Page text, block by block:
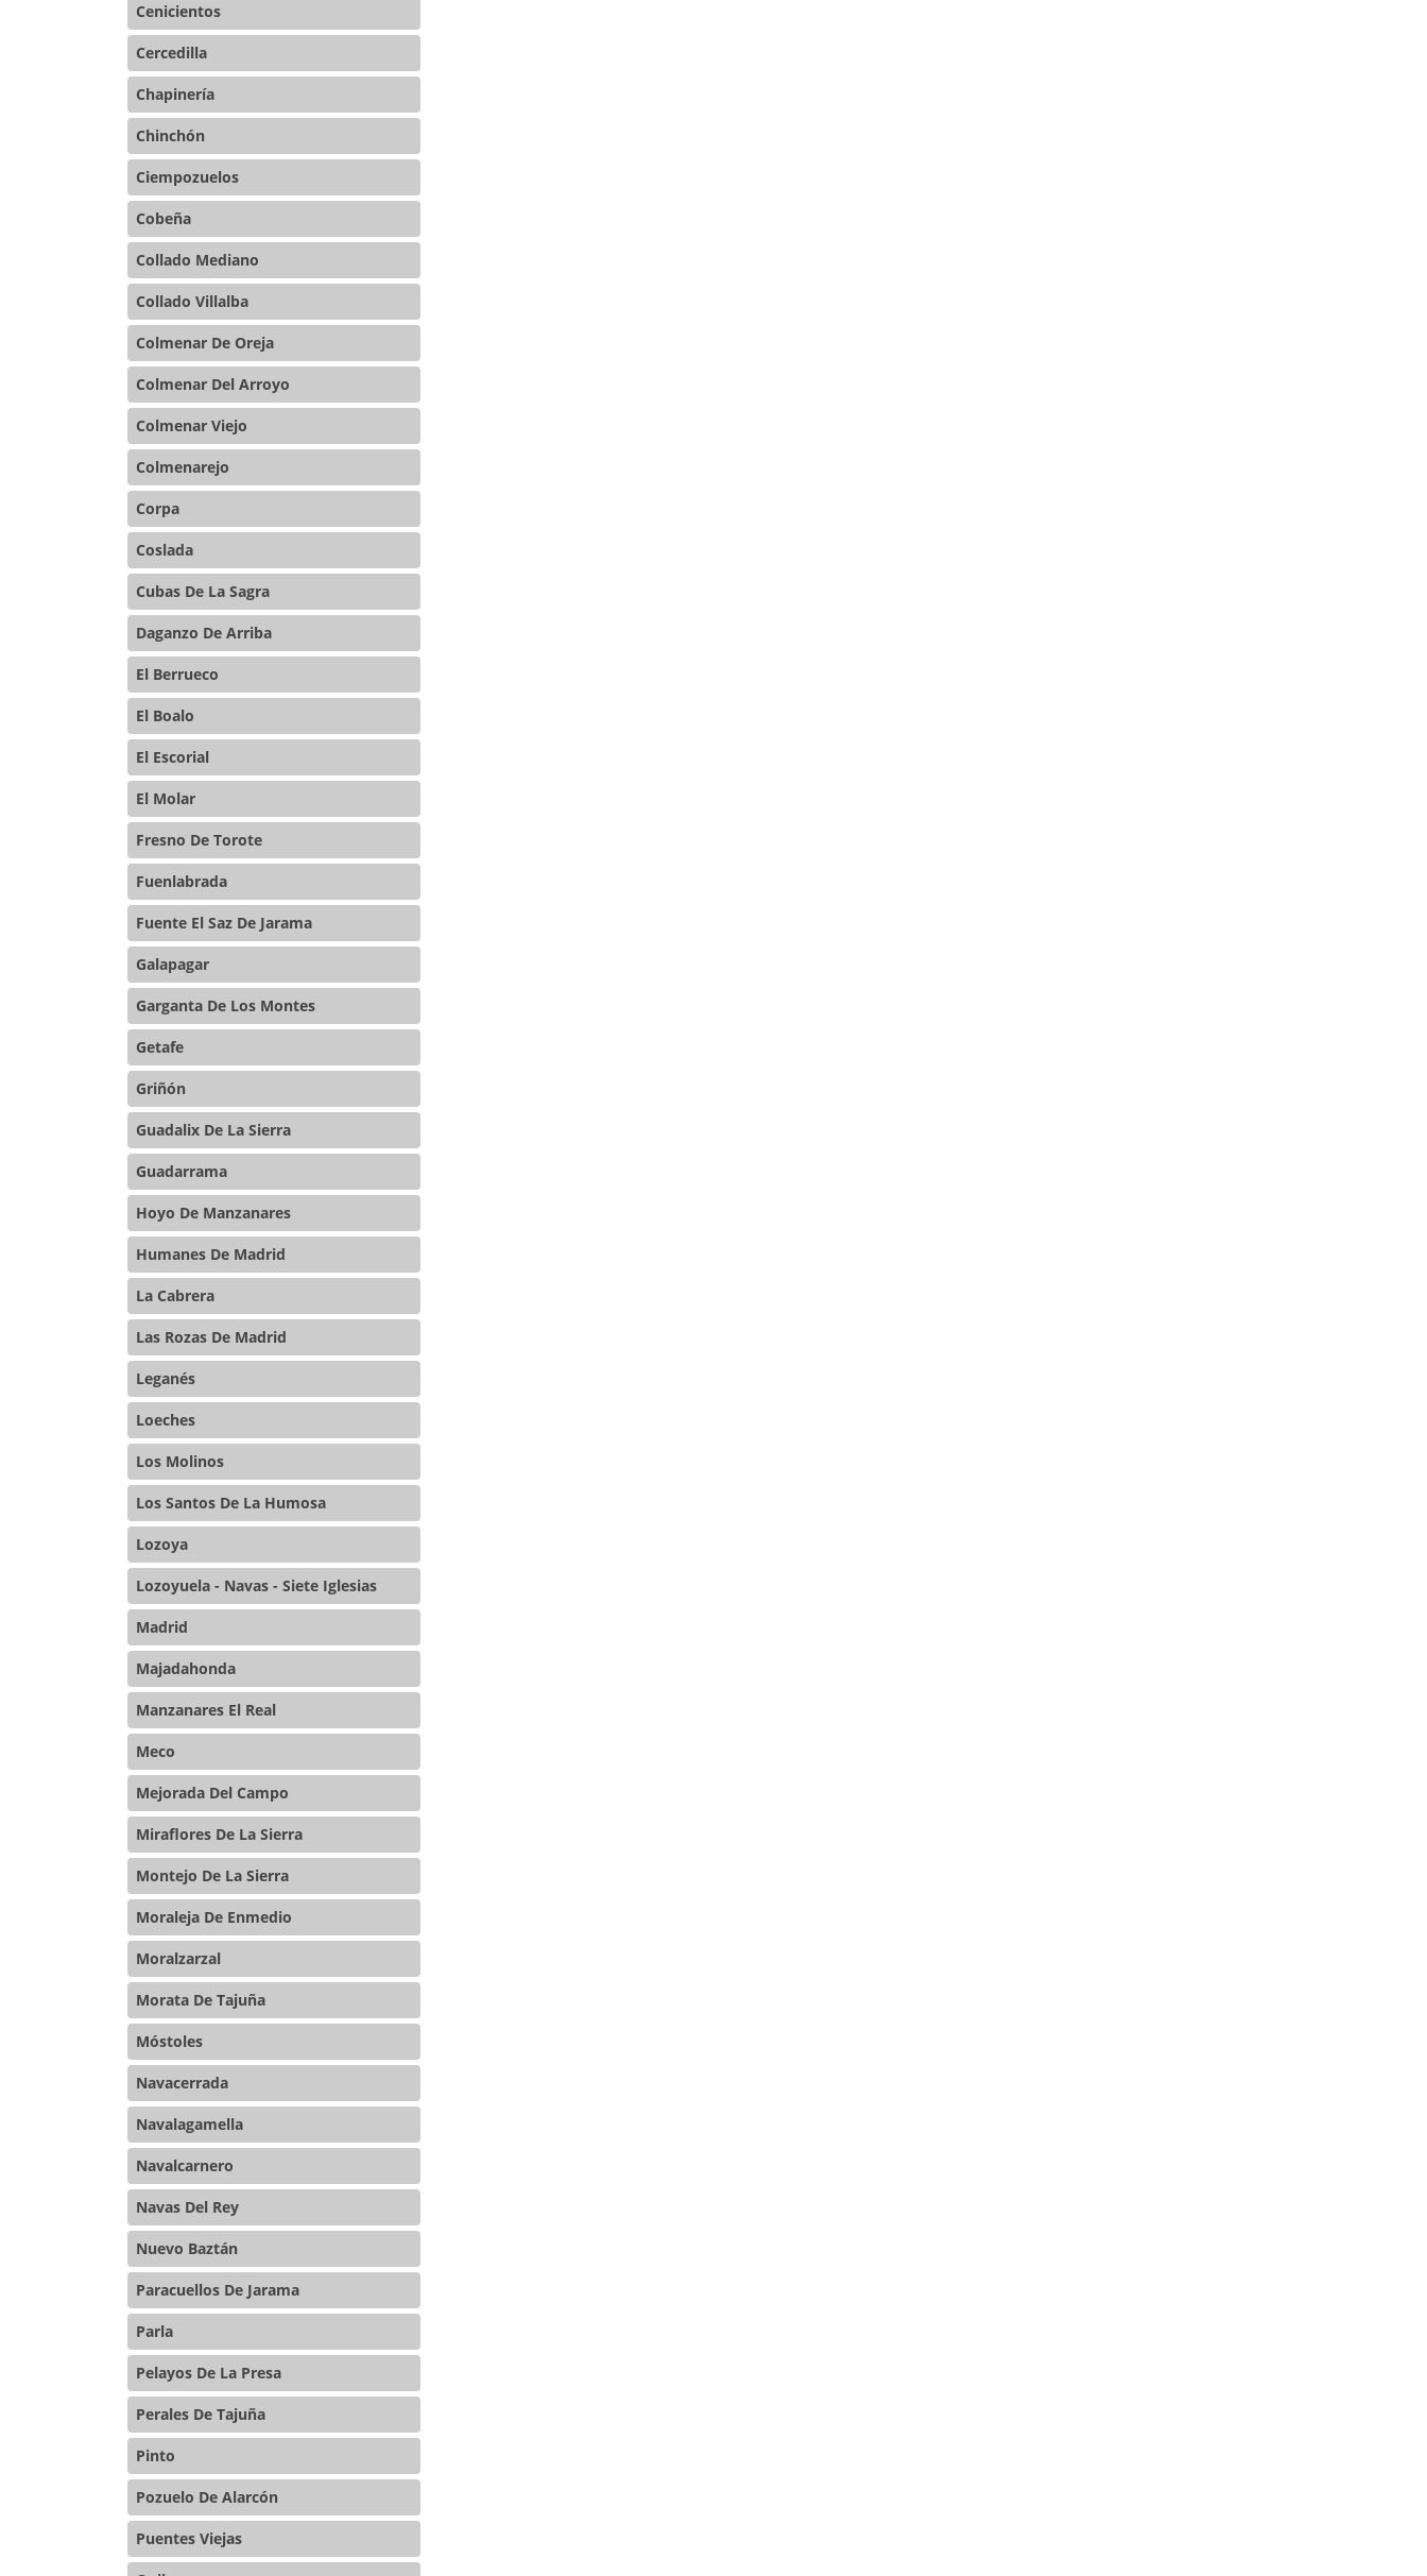
Cenicientos
Cercedilla
Chapinería
Chinchón
Ciempozuelos
Cobeña
Collado Mediano
Collado Villalba
Colmenar De Oreja
Colmenar Del Arroyo
Colmenar Viejo
Colmenarejo
Corpa
Coslada
Cubas De La Sagra
Daganzo De Arriba
El Berrueco
El Boalo
El Escorial
El Molar
Fresno De Torote
Fuenlabrada
Fuente El Saz De Jarama
Galapagar
Garganta De Los Montes
Getafe
Griñón
Guadalix De La Sierra
Guadarrama
Hoyo De Manzanares
Humanes De Madrid
La Cabrera
Las Rozas De Madrid
Leganés
Loeches
Los Molinos
Los Santos De La Humosa
Lozoya
Lozoyuela - Navas - Siete Iglesias
Madrid
Majadahonda
Manzanares El Real
Meco
Mejorada Del Campo
Miraflores De La Sierra
Montejo De La Sierra
Moraleja De Enmedio
Moralzarzal
Morata De Tajuña
Móstoles
Navacerrada
Navalagamella
Navalcarnero
Navas Del Rey
Nuevo Baztán
Paracuellos De Jarama
Parla
Pelayos De La Presa
Perales De Tajuña
Pinto
Pozuelo De Alarcón
Puentes Viejas